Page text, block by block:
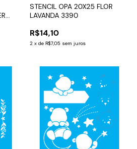
STENCIL OPA 20X25 FLOR
LAVANDA 3390
R$14,10
2 x de R$7,05 sem juros